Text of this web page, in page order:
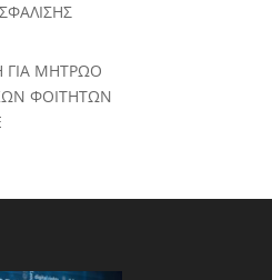
ΜΗΤΡΩΟ
ΦΟΙΤΗΤΩΝ